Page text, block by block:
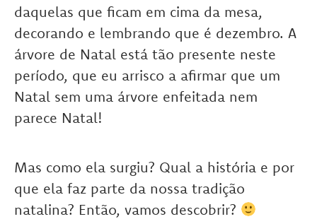
daquelas que ficam em cima da mesa,
decorando e lembrando que é dezembro. A
árvore de Natal está tão presente neste
período, que eu arrisco a afirmar que um
Natal sem uma árvore enfeitada nem
parece Natal!
Mas como ela surgiu? Qual a história e por
que ela faz parte da nossa tradição
natalina? Então, vamos descobrir?